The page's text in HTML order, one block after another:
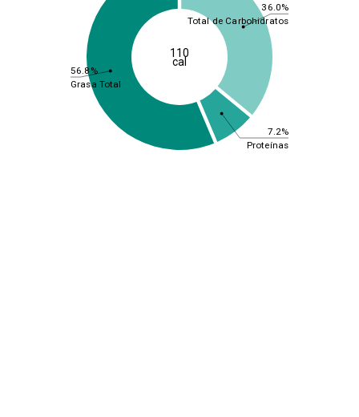
36.0%
7.2%
56.8%
Total de Carbohidratos
Proteínas
Grasa Total
110
cal